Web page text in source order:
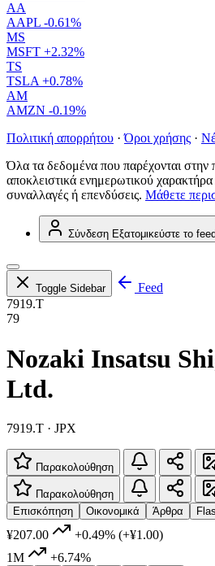
AA
AAPL -0.61%
MS
MSFT +2.32%
TS
TSLA +0.78%
AM
AMZN -0.19%
Πολιτική απορρήτου · Όροι χρήσης ·
Όλα τα δεδομένα που παρέχονται στην
αποκλειστικά ενημερωτικού χαρακτήρα
συναλλαγές ή επενδύσεις. Μάθετε
Σύνδεση Εξατομικεύστε το
Toggle Sidebar
Feed
7919.T
79
Nozaki Insatsu
Ltd.
7919.T · JPX
Παρακολούθηση
Παρακολούθηση
Επισκόπηση
Οικονομικά Άρθρα
¥207.00 +0.49% (+¥1.00)
1M
+6.74%